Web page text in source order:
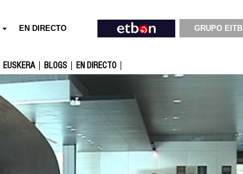
EN DIRECTO GRUPO EITB
EUSKERA BLOGS EN DIRECTO